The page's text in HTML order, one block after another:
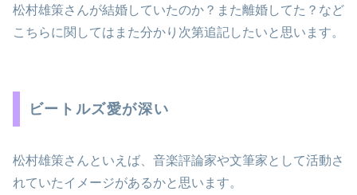
松村雄策さんが結婚していたのか？また離婚してた？など
こちらに関してはまた分かり次第追記したいと思います。
ビートルズ愛が深い
松村雄策さんといえば、音楽評論家や文筆家として活動さ
れていたイメージがあるかと思います。